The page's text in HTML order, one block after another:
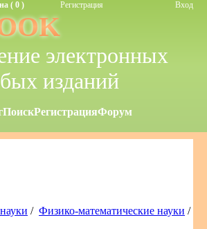
( 0 ) Регистрация Вход
электронных
изданий
ПоискРегистрацияФорум
/ Физико-математические науки /